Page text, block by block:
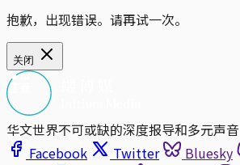
抱歉，出现错误。请再试一次。
关闭
华文世界不可或缺的深度报导和多元声音
Facebook
Twitter Bluesky